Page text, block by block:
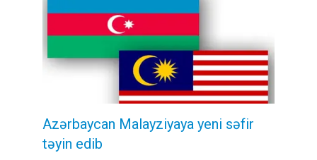
Azərbaycan Malayziyaya yeni səfir
təyin edib